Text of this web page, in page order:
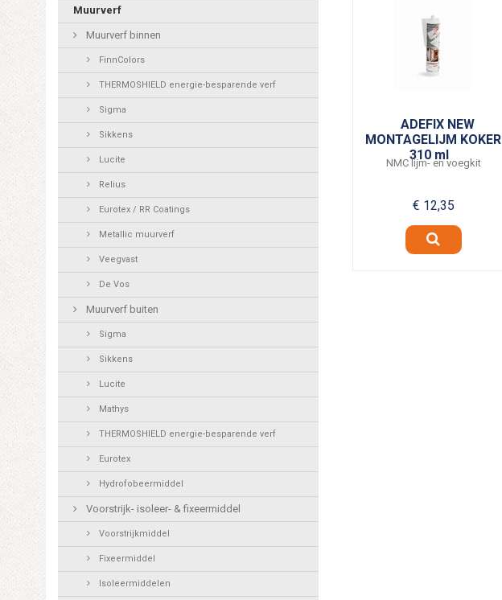
Muurverf
Muurverf binnen
FinnColors
THERMOSHIELD energie-besparende verf
Sigma
Sikkens
Lucite
Relius
Eurotex / RR Coatings
Metallic muurverf
Veegvast
De Vos
Muurverf buiten
Sigma
Sikkens
Lucite
Mathys
THERMOSHIELD energie-besparende verf
Eurotex
Hydrofobeermiddel
Voorstrijk- isoleer- & fixeermiddel
Voorstrijkmiddel
Fixeermiddel
Isoleermiddelen
ADEFIX NEW
MONTAGELIJM KOKER
310 ml
NMC lijm- en voegkit
€ 12,35